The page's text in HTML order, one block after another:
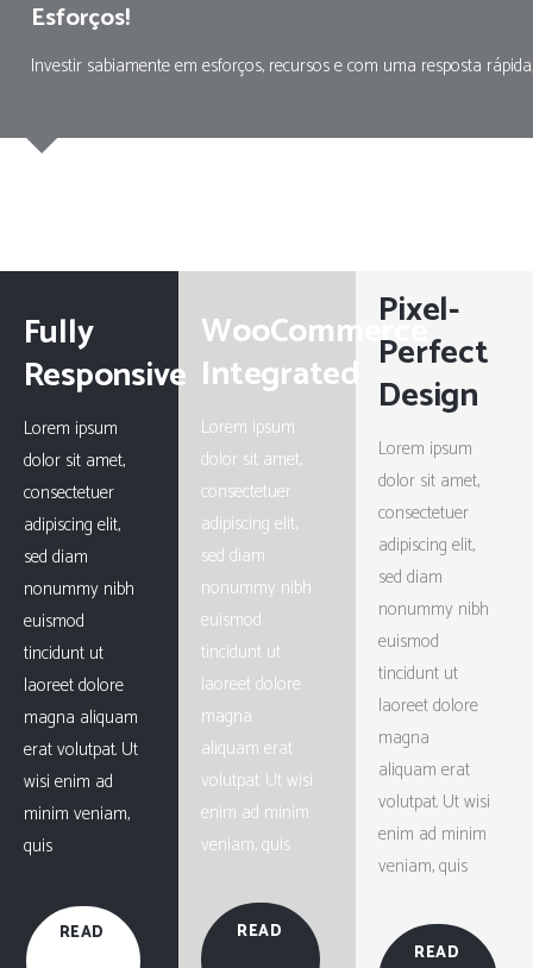
Esforços!
Investir sabiamente em esforços, recursos e com uma resposta
Fully
Responsive
Lorem ipsum
dolor sit amet,
consectetuer
adipiscing elit,
sed diam
nonummy nibh
euismod
tincidunt ut
laoreet dolore
magna aliquam
erat volutpat. Ut
wisi enim ad
minim veniam,
quis
READ
WooCommerce
Integrated
Lorem ipsum
dolor sit amet,
consectetuer
adipiscing elit,
sed diam
nonummy nibh
euismod
tincidunt ut
laoreet dolore
magna
aliquam erat
volutpat. Ut wisi
enim ad minim
veniam, quis
READ
Pixel-
Perfect
Design
Lorem ipsum
dolor sit amet,
consectetuer
adipiscing elit,
sed diam
nonummy nibh
euismod
tincidunt ut
laoreet dolore
magna
aliquam erat
volutpat. Ut wisi
enim ad minim
veniam, quis
READ